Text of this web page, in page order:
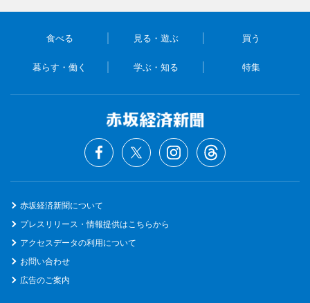
食べる 見る・遊ぶ 買う
暮らす・働く 学ぶ・知る 特集
赤坂経済新聞について
プレスリリース・情報提供はこちらから
アクセスデータの利用について
お問い合わせ
広告のご案内